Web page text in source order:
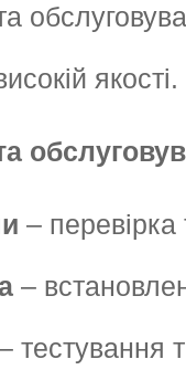
якості.
–
–
тестування